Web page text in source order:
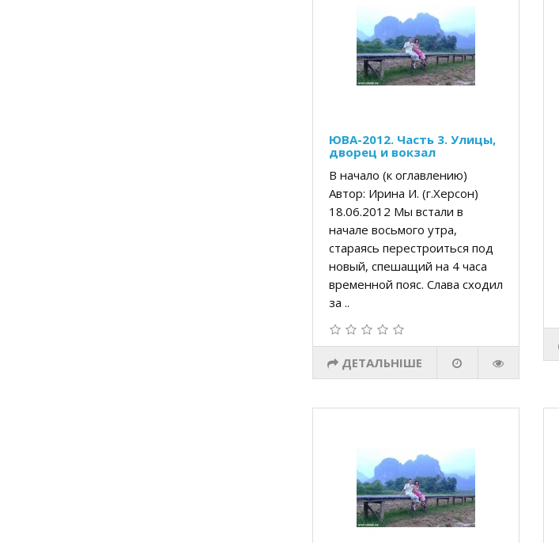
ЮВА-2012. Часть 3. Улицы,
дворец и вокзал
В начало (к оглавлению)
Автор: Ирина И. (г.Херсон)
18.06.2012 Мы встали в
начале восьмого утра,
стараясь перестроиться под
новый, спешащий на 4 часа
временной пояс. Слава сходил
за ..
ДЕТАЛЬНІШЕ